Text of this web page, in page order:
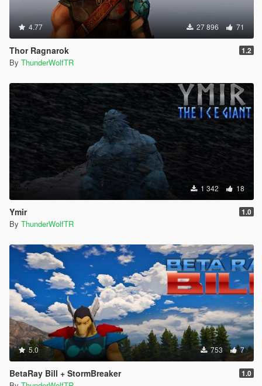
4.77 27 896 71
Thor Ragnarok 1.2
By ThunderWolfTR
1 342 18
Ymir 1.0
By ThunderWolfTR
5.0 753 7
BetaRay Bill + StormBreaker 1.0